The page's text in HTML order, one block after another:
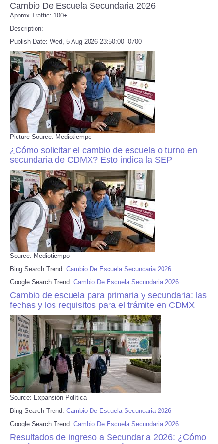
Cambio De Escuela Secundaria 2026
Approx Traffic: 100+
Description:
Publish Date: Wed, 5 Aug 2026 23:50:00 -0700
Picture Source: Mediotiempo
¿Cómo solicitar el cambio de escuela o turno en
secundaria de CDMX? Esto indica la SEP
Source: Mediotiempo
Bing Search Trend: Cambio De Escuela Secundaria 2026
Google Search Trend: Cambio De Escuela Secundaria 2026
Cambio de escuela para primaria y secundaria: las
fechas y los requisitos para el trámite en CDMX
Source: Expansión Política
Bing Search Trend: Cambio De Escuela Secundaria 2026
Google Search Trend: Cambio De Escuela Secundaria 2026
Resultados de ingreso a Secundaria 2026: ¿Cómo